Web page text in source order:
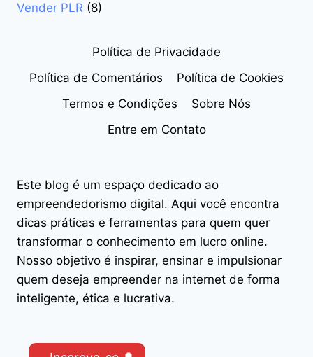
Vender PLR (8)
Política de Privacidade
Política de Comentários
Política de Cookies
Termos e Condições
Sobre Nós
Entre em Contato
Este blog é um espaço dedicado ao
empreendedorismo digital. Aqui você encontra
dicas práticas e ferramentas para quem quer
transformar o conhecimento em lucro online.
Nosso objetivo é inspirar, ensinar e impulsionar
quem deseja empreender na internet de forma
inteligente, ética e lucrativa.